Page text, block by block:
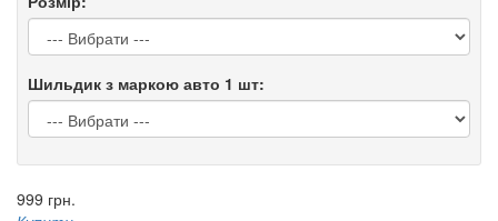
Шильдик з маркою авто 1 шт:
999 грн.